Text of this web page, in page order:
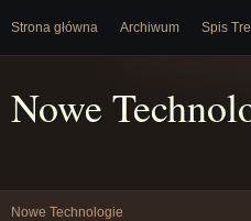
Strona główna Archiwum Spis
Nowe
Nowe Technologie